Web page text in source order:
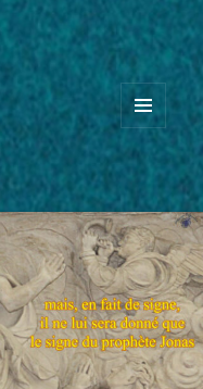
MENU
ET
WIDGETS